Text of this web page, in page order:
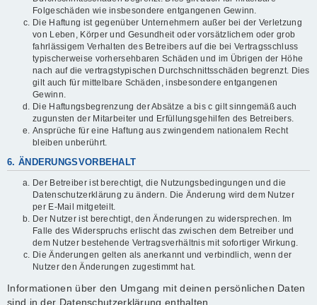
Folgeschäden wie insbesondere entgangenen Gewinn.
Die Haftung ist gegenüber Unternehmern außer bei der Verletzung
von Leben, Körper und Gesundheit oder vorsätzlichem oder grob
fahrlässigem Verhalten des Betreibers auf die bei Vertragsschluss
typischerweise vorhersehbaren Schäden und im Übrigen der Höhe
nach auf die vertragstypischen Durchschnittsschäden begrenzt. Dies
gilt auch für mittelbare Schäden, insbesondere entgangenen
Gewinn.
Die Haftungsbegrenzung der Absätze a bis c gilt sinngemäß auch
zugunsten der Mitarbeiter und Erfüllungsgehilfen des Betreibers.
Ansprüche für eine Haftung aus zwingendem nationalem Recht
bleiben unberührt.
6. ÄNDERUNGSVORBEHALT
Der Betreiber ist berechtigt, die Nutzungsbedingungen und die
Datenschutzerklärung zu ändern. Die Änderung wird dem Nutzer
per E-Mail mitgeteilt.
Der Nutzer ist berechtigt, den Änderungen zu widersprechen. Im
Falle des Widerspruchs erlischt das zwischen dem Betreiber und
dem Nutzer bestehende Vertragsverhältnis mit sofortiger Wirkung.
Die Änderungen gelten als anerkannt und verbindlich, wenn der
Nutzer den Änderungen zugestimmt hat.
Informationen über den Umgang mit deinen persönlichen Daten
sind in der Datenschutzerklärung enthalten.